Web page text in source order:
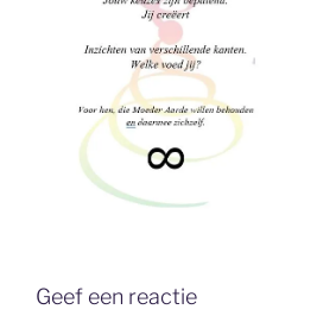
Geef een reactie